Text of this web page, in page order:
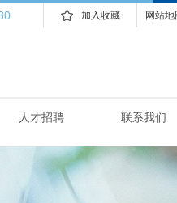
网站地
加入收藏
人才招聘 联系我们